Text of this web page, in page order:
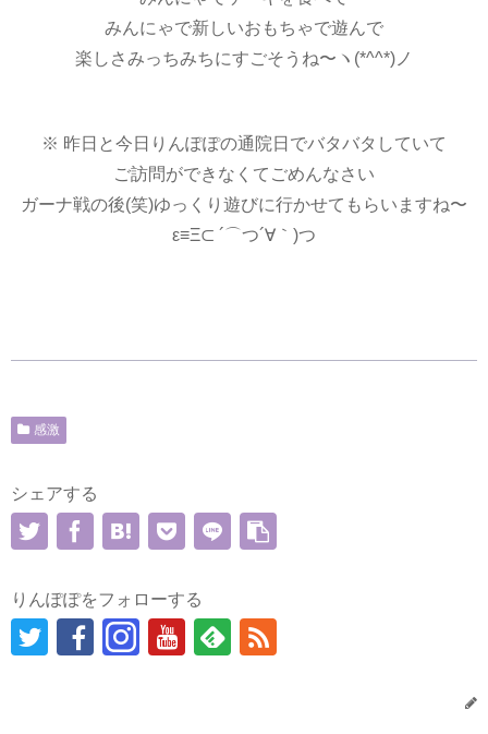
みんにゃで新しいおもちゃで遊んで
楽しさみっちみちにすごそうね〜ヽ(*^^*)ノ
※ 昨日と今日りんぽぽの通院日でバタバタしていて
ご訪問ができなくてごめんなさい
ガーナ戦の後(笑)ゆっくり遊びに行かせてもらいますね〜
ε≡Ξ⊂ ´⌒つ´∀｀)つ
感激
シェアする
りんぽぽをフォローする